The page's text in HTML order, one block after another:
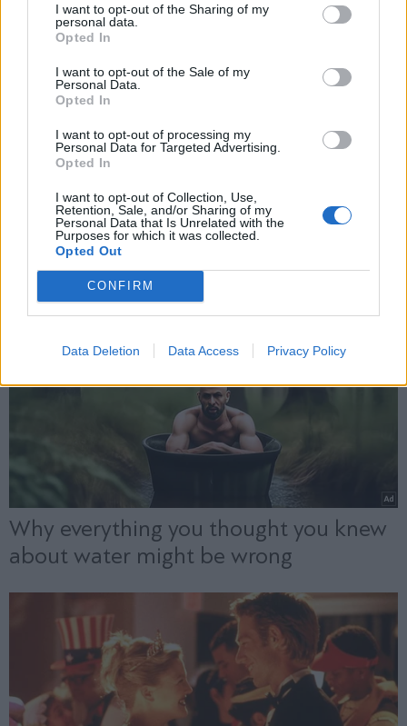
I want to opt-out of the Sharing of my
personal data.
Opted In
I want to opt-out of the Sale of my
Personal Data.
Opted In
I want to opt-out of processing my
Personal Data for Targeted Advertising.
Opted In
I want to opt-out of Collection, Use,
Retention, Sale, and/or Sharing of my
Personal Data that Is Unrelated with the
Purposes for which it was collected.
Opted Out
CONFIRM
Data Deletion Data Access Privacy Policy
ΔΙΕΘΝΗ 28.07.2026 15:41
PARAPOLITIKA NEWSROOM
βούληση του τουρκοκυπριακού λαού για
μια δίκαιη και βιώσιμη λύση"
Αποδέχομαι τους
και την πολιτική απορρήτου
X